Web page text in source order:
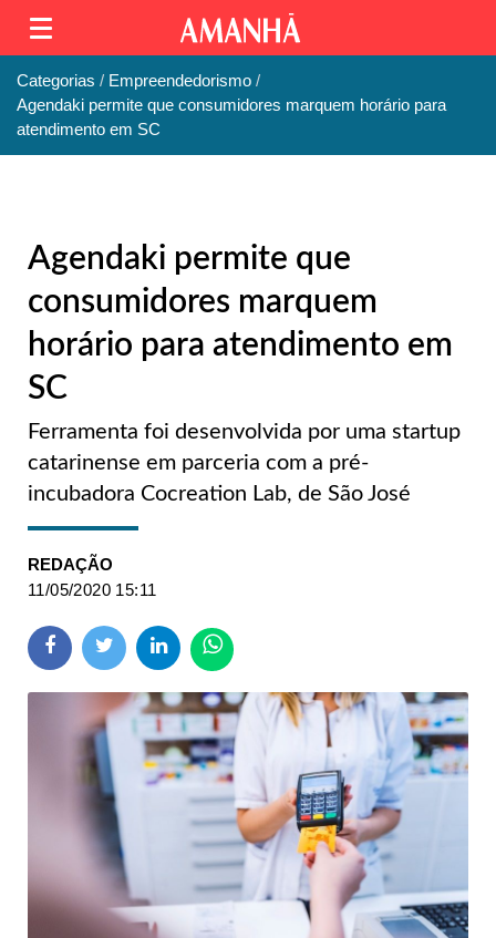
Categorias
Empreendedorismo
Agendaki permite que consumidores marquem horário para
atendimento em SC
Agendaki permite que
consumidores marquem
horário para atendimento em
SC
Ferramenta foi desenvolvida por uma startup
catarinense em parceria com a pré-
incubadora Cocreation Lab, de São José
REDAÇÃO
11/05/2020 15:11